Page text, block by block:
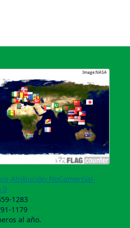
Atribución-NoComercial-
1283
1179
al año.